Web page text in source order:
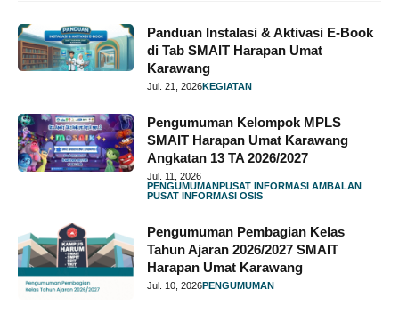
Panduan Instalasi & Aktivasi E-Book
di Tab SMAIT Harapan Umat
Karawang
Jul. 21, 2026KEGIATAN
Pengumuman Kelompok MPLS
SMAIT Harapan Umat Karawang
Angkatan 13 TA 2026/2027
Jul. 11, 2026
PENGUMUMANPUSAT INFORMASI AMBALAN
PUSAT INFORMASI OSIS
Pengumuman Pembagian Kelas
Tahun Ajaran 2026/2027 SMAIT
Harapan Umat Karawang
Jul. 10, 2026PENGUMUMAN